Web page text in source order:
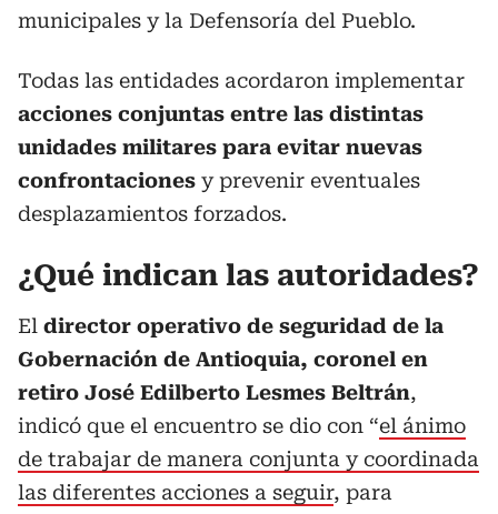
municipales y la Defensoría del Pueblo.
Todas las entidades acordaron implementar
acciones conjuntas entre las distintas
unidades militares para evitar nuevas
confrontaciones y prevenir eventuales
desplazamientos forzados.
¿Qué indican las autoridades?
El director operativo de seguridad de la
Gobernación de Antioquia, coronel en
retiro José Edilberto Lesmes Beltrán,
indicó que el encuentro se dio con “el ánimo
de trabajar de manera conjunta y coordinada
las diferentes acciones a seguir, para